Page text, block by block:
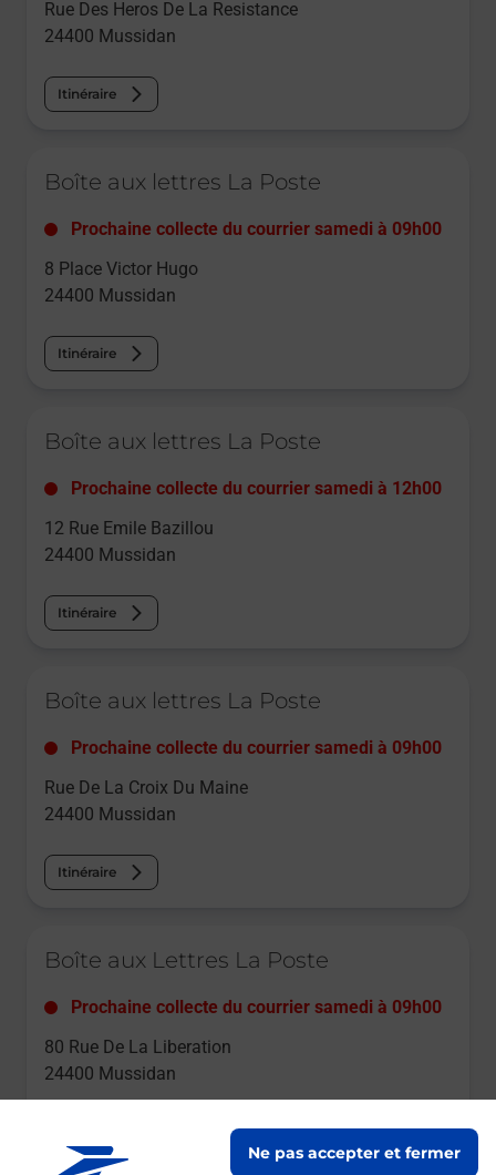
Ne pas accepter et fermer
Rue Des Heros De La Resistance
24400 Mussidan
Itinéraire
Boîte aux lettres La Poste
Prochaine collecte du courrier samedi à 09h00
8 Place Victor Hugo
24400 Mussidan
Itinéraire
Boîte aux lettres La Poste
Prochaine collecte du courrier samedi à 12h00
12 Rue Emile Bazillou
24400 Mussidan
Itinéraire
Boîte aux lettres La Poste
Prochaine collecte du courrier samedi à 09h00
Rue De La Croix Du Maine
24400 Mussidan
Itinéraire
Boîte aux Lettres La Poste
Prochaine collecte du courrier samedi à 09h00
80 Rue De La Liberation
24400 Mussidan